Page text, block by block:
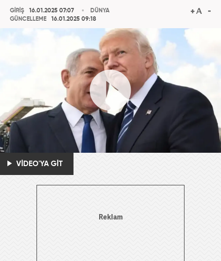
GİRİŞ
16.01.2025 07:07
GÜNCELLEME
16.01.2025 09:18
DÜNYA
VİDEO'YA GİT